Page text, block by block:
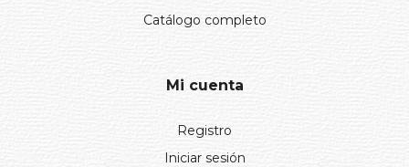
Catálogo completo
Mi cuenta
Registro
Iniciar sesión